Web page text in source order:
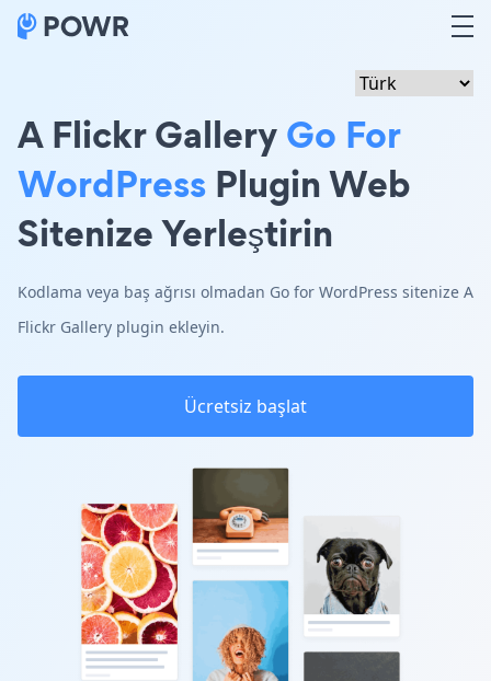
A Flickr GalleryGo For
WordPress Plugin Web
Sitenize Yerleştirin
Kodlama veya baş ağrısı olmadan Go for WordPress sitenize A
Flickr Gallery plugin ekleyin.
Ücretsiz başlat